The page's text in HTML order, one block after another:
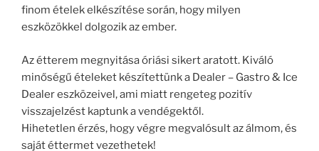
finom ételek elkészítése során, hogy milyen
eszközökkel dolgozik az ember.
Az étterem megnyitása óriási sikert aratott. Kiváló
minőségű ételeket készítettünk a Dealer – Gastro & Ice
Dealer eszközeivel, ami miatt rengeteg pozitív
visszajelzést kaptunk a vendégektől.
Hihetetlen érzés, hogy végre megvalósult az álmom, és
saját éttermet vezethetek!